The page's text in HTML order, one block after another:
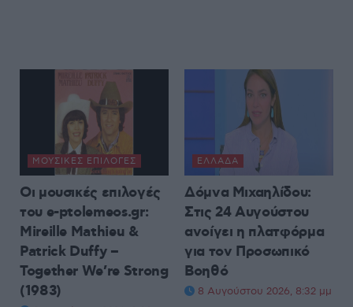
ΜΟΥΣΙΚΈΣ ΕΠΙΛΟΓΈΣ
Οι μουσικές επιλογές
του e-ptolemeos.gr:
Mireille Mathieu &
Patrick Duffy –
Together We’re Strong
(1983)
ΕΛΛΆΔΑ
Δόμνα Μιχαηλίδου:
Στις 24 Αυγούστου
ανοίγει η πλατφόρμα
για τον Προσωπικό
Βοηθό
8 Αυγούστου 2026, 8:32 μμ